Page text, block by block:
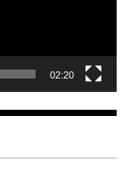
02:20